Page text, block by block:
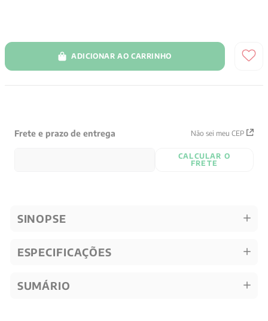
ADICIONAR AO CARRINHO
Frete e prazo de entrega Não sei meu CEP
CALCULAR O
FRETE
SINOPSE
ESPECIFICAÇÕES
SUMÁRIO